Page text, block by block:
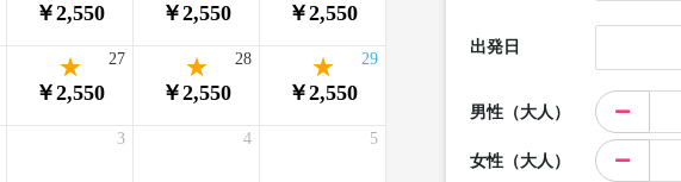
￥2,550 ￥2,550 ￥2,550
￥2,550
27
￥2,550
28
￥2,550
29
3 4 5
出発日
男性（大人）
女性（大人）